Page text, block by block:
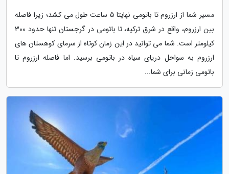
مسیر شما از ارزروم تا باتومی نهایتا 5 ساعت طول می کشد؛ زیرا فاصله
بین ارزروم، واقع در شرق ترکیه، تا باتومی در گرجستان تنها حدود 300
کیلومتر است. شما می توانید در این زمان کوتاه از سرمای کوهستان های
ارزروم به سواحل دریای سیاه در باتومی برسید. اما فاصله ارزروم تا
باتومی زمانی برای شما...